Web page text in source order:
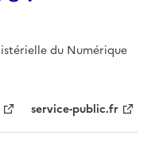
du Numérique
service-public.fr